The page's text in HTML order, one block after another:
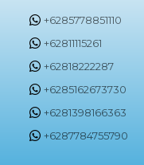
+6285778851110
+62811115261
+62818222287
+6285162673730
+6281398166363
+6287784755790